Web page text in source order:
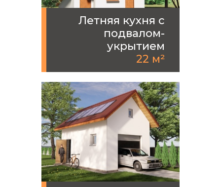
Летняя кухня с
подвалом-
укрытием
22 м²